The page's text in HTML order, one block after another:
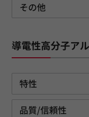
その他
導電性高分子ア
特性
品質/信頼性